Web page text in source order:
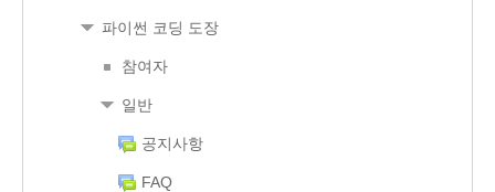
파이썬 코딩 도장
참여자
일반
공지사항
FAQ